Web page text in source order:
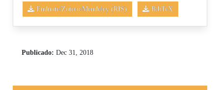
Endnote/Zotero/Mendeley (RIS) BibTeX
Publicado: Dec 31, 2018